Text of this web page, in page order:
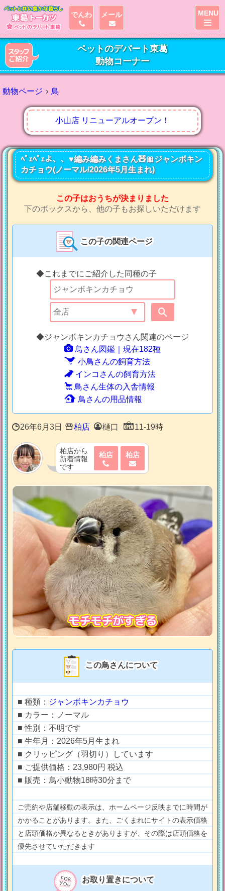
ペットのデパート東葛
動物コーナー
動物ページ 鳥
小山店 リニューアルオープン！
ﾍﾟｪﾍﾟｪよ、、♥️編み編みくまさん🧸🎀ジャンボキン
カチョウ(ノーマル/2026年5月生まれ)
この子はおうちが決まりました
下のボックスから、他の子もお探しいただけます
この子の関連ページ
◆これまでにご紹介した同種の子
◆ジャンボキンカチョウさん関連のページ
鳥さん図鑑｜現在182種
小鳥さんの飼育方法
インコさんの飼育方法
鳥さん生体の入舎情報
鳥さんの用品情報
26年6月3日 柏店 樋口 11-19時
柏店から
新着情報
です
柏店 柏店
モチモチがすぎる
この鳥さんについて
■ 種類： ジャンボキンカチョウ
■ カラー：ノーマル
■ 性別：不明です
■ 生年月：2026年5月生まれ
■ クリッピング（羽切り）しています
■ ご提供価格：23,980円 税込
■ 販売：鳥小動物18時30分まで
ご売約や店舗移動の表示は、ホームページ反映までに時間が
かかることがあります。また、ごくまれにサイトの表示価格
と店頭価格が異なるときがありますが、その際は店頭価格を
優先させていただきます
お取り置きについて
でんわ メール MENU